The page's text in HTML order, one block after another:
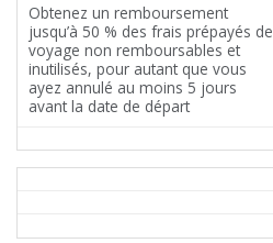
Obtenez un remboursement
jusqu’à 50 % des frais prépayés de
voyage non remboursables et
inutilisés, pour autant que vous
ayez annulé au moins 5 jours
avant la date de départ